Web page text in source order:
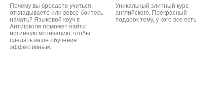
Почему вы бросаете учиться,
откладываете или вовсе боитесь
начать? Языковой коуч в
Антишколе поможет найти
истинную мотивацию, чтобы
сделать ваше обучение
эффективным.
Уникальный элитный курс
английского. Прекрасный
подарок тому, у кого все есть